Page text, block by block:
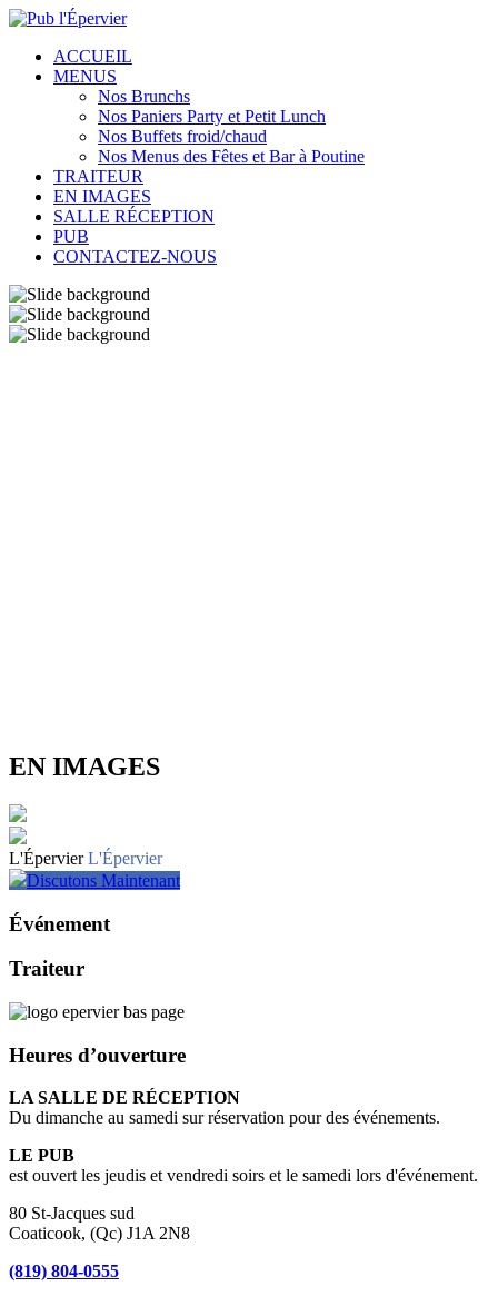
ACCUEIL
MENUS
Nos Brunchs
Nos Paniers Party et Petit Lunch
Nos Buffets froid/chaud
Nos Menus des Fêtes et Bar à Poutine
TRAITEUR
EN IMAGES
SALLE RÉCEPTION
PUB
CONTACTEZ-NOUS
EN IMAGES
L'Épervier L'Épervier
Discutons Maintenant
Événement
Traiteur
Heures d’ouverture
LA SALLE DE RÉCEPTION
Du dimanche au samedi sur réservation pour des événements.
LE PUB
est ouvert les jeudis et vendredi soirs et le samedi lors d'événement.
80 St-Jacques sud
Coaticook, (Qc) J1A 2N8
(819) 804-0555